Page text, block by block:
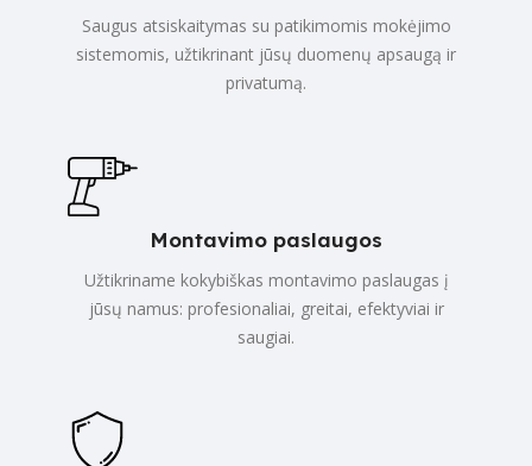
Saugus atsiskaitymas su patikimomis mokėjimo
sistemomis, užtikrinant jūsų duomenų apsaugą ir
privatumą.
Montavimo paslaugos
Užtikriname kokybiškas montavimo paslaugas į
jūsų namus: profesionaliai, greitai, efektyviai ir
saugiai.